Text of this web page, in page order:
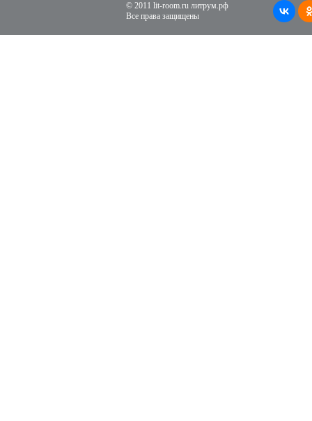
© 2011 lit-room.ru литрум.рф
Все права защищены